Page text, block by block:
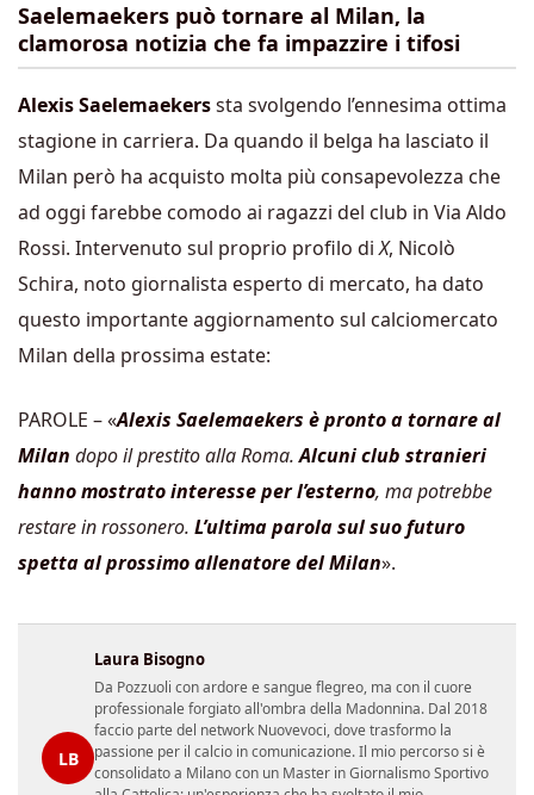
Saelemaekers può tornare al Milan, la
clamorosa notizia che fa impazzire i tifosi
Alexis Saelemaekerssta svolgendo l’ennesima ottima
stagione in carriera. Da quando il belga ha lasciato il
Milan però ha acquisto molta più consapevolezza che
ad oggi farebbe comodo ai ragazzi del club in Via Aldo
Rossi. Intervenuto sul proprio profilo diX, Nicolò
Schira, noto giornalista esperto di mercato, ha dato
questo importante aggiornamento sul calciomercato
Milan della prossima estate:
PAROLE – «Alexis Saelemaekers è pronto a tornare al
Milan dopo il prestito alla Roma.Alcuni club stranieri
hanno mostrato interesse per l’esterno, ma potrebbe
restare in rossonero. L’ultima parola sul suo futuro
spetta al prossimo allenatore del Milan».
LB
Laura Bisogno
Da Pozzuoli con ardore e sangue flegreo, ma con il cuore
professionale forgiato all'ombra della Madonnina. Dal 2018
faccio parte del network Nuovevoci, dove trasformo la
passione per il calcio in comunicazione. Il mio percorso si è
consolidato a Milano con un Master in Giornalismo Sportivo